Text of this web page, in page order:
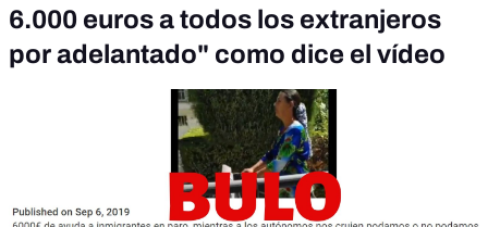
6.000 euros a todos los extranjeros
por adelantado" como dice el vídeo